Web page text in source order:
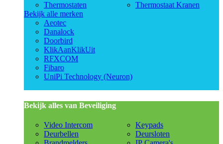
Thermostaten
Thermostaat Kranen
Bekijk alle merken
Aeotec
Danalock
Doorbird
KlikAanKlikUit
RFXCOM
Fibaro
UniPi Technology (Neuron)
Bekijk alles van Beveiliging
Video Intercom
Deurbellen
Keypads
Deursloten